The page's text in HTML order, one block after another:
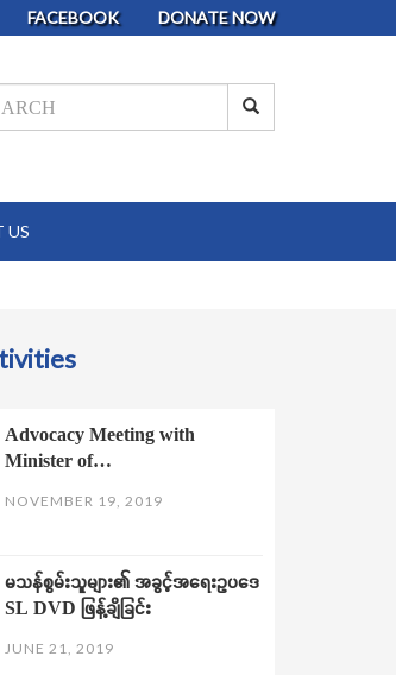
FACEBOOK DONATE NOW
US
Advocacy Meeting with
Minister of…
NOVEMBER 19, 2019
မသန်စွမ်းသူများ၏ အခွင့်အရေးဥပဒေ
SL DVD ဖြန့်ချိခြင်း
JUNE 21, 2019